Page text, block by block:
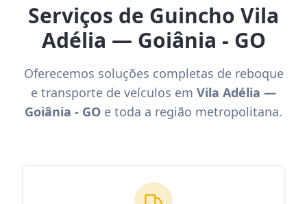
Serviços de Guincho Vila
Adélia — Goiânia - GO
Oferecemos soluções completas de reboque
e transporte de veículos em Vila Adélia —
Goiânia - GO e toda a região metropolitana.